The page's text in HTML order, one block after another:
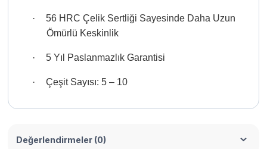
·
56 HRC Çelik Sertliği Sayesinde Daha Uzun
Ömürlü Keskinlik
· 5 Yıl Paslanmazlık Garantisi
· Çeşit Sayısı: 5 – 10
Değerlendirmeler (0)